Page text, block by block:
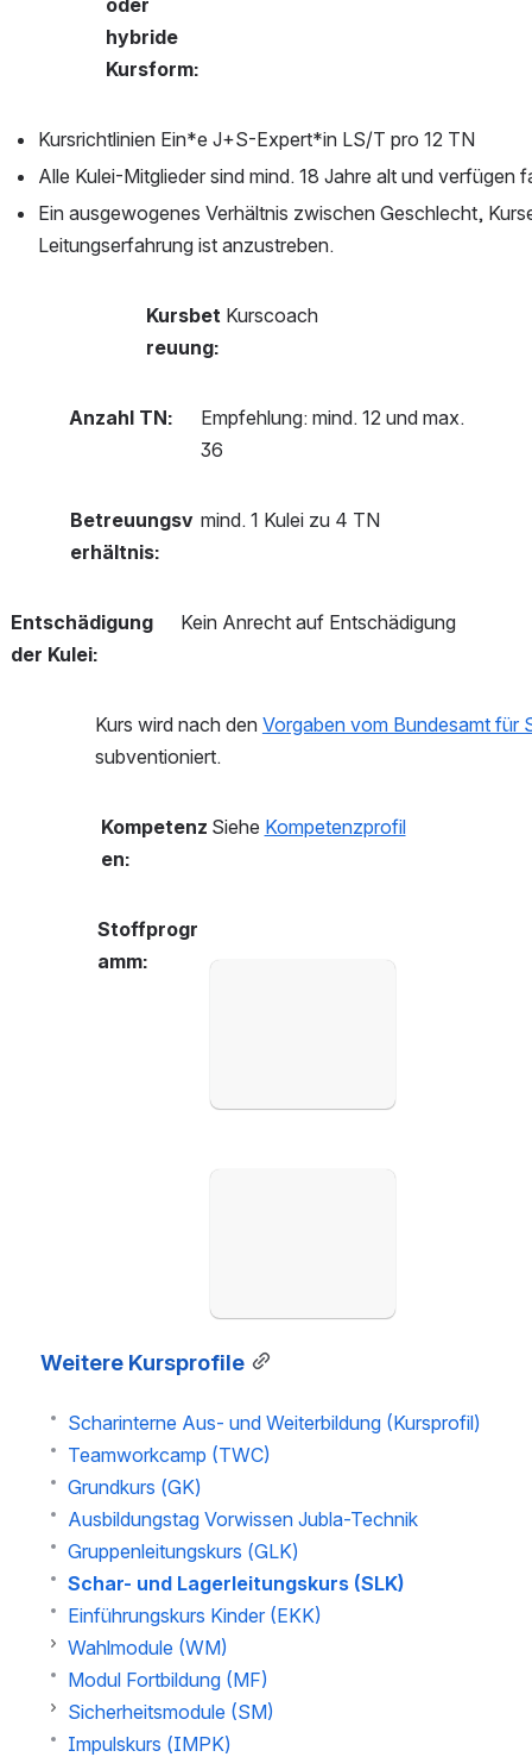
hybride
Kursform:
Kursrichtlinien Ein*e J+S-Expert*in LS/T pro 12 TN
Alle Kulei-Mitglieder sind mind. 18 Jahre alt und verfügen
Ein ausgewogenes Verhältnis zwischen Geschlecht,
Leitungserfahrung ist anzustreben.
Kursbet
reuung:
Kurscoach
Anzahl TN:
Empfehlung: mind. 12 und max.
36
Betreuungsv
erhältnis:
mind. 1 Kulei zu 4 TN
Entschädigung
der Kulei:
Kein Anrecht auf Entschädigung
Kurs wird nach den Vorgaben vom Bundesamt für
subventioniert.
Kompetenz
en:
Siehe Kompetenzprofil
Stoffprogr
amm:
Weitere Kursprofile
Scharinterne Aus- und Weiterbildung (Kursprofil)
Teamworkcamp (TWC)
Grundkurs (GK)
Ausbildungstag Vorwissen Jubla-Technik
Gruppenleitungskurs (GLK)
Schar- und Lagerleitungskurs (SLK)
Einführungskurs Kinder (EKK)
Wahlmodule (WM)
Modul Fortbildung (MF)
Sicherheitsmodule (SM)
Impulskurs (IMPK)